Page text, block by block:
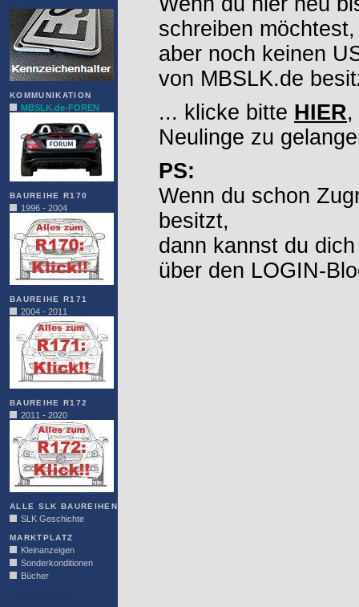
KOMMUNIKATION
MBSLK.de-FOREN
BAUREIHE R170
1996 - 2004
BAUREIHE R171
2004 - 2011
BAUREIHE R172
2011 - 2020
ALLE SLK BAUREIHEN
SLK Geschichte
MARKTPLATZ
Kleinanzeigen
Sonderkonditionen
Bücher
schreiben möchtest,
aber noch keinen
von MBSLK.de
... klicke bitte HIER,
Neulinge zu
PS:
Wenn du schon
besitzt,
dann kannst du
über den LOGIN-